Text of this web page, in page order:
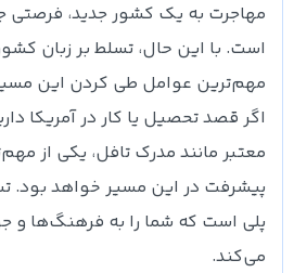
مهاجرت به یک کشور جدید، فرصتی
است. با این حال، تسلط بر زبان
مهم‌ترین عوامل طی کردن این
اگر قصد تحصیل یا کار در آمریکا
معتبر مانند مدرک تافل، یکی از
پیشرفت در این مسیر خواهد بود.
پلی است که شما را به فرهنگ‌ها و
می‌کند.